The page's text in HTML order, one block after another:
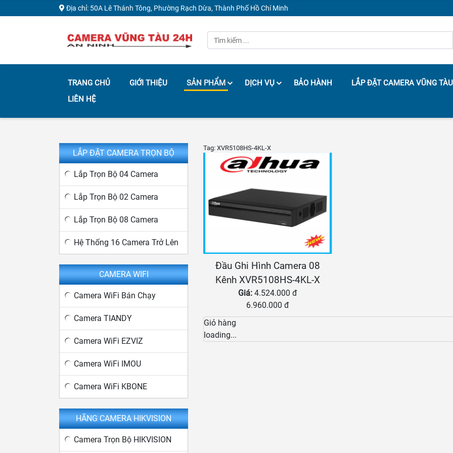
Địa chỉ: 50A Lê Thánh Tông, Phường Rạch Dừa, Thành Phố Hồ Chí Minh
TRANG CHỦ GIỚI THIỆU SẢN PHẨM DỊCH VỤ BẢO HÀNH
LẮP ĐẶT CAMERA VŨNG TÀU
LIÊN HỆ
Tag: XVR5108HS-4KL-X
Đầu Ghi Hình Camera 08
Kênh XVR5108HS-4KL-X
Giá: 4.524.000 đ
6.960.000 đ
Giỏ hàng
loading...
LẮP ĐẶT CAMERA TRỌN BỘ
Lắp Trọn Bộ 04 Camera
Lắp Trọn Bộ 02 Camera
Lắp Trọn Bộ 08 Camera
Hệ Thống 16 Camera Trở Lên
CAMERA WIFI
Camera WiFi Bán Chạy
Camera TIANDY
Camera WiFi EZVIZ
Camera WiFi IMOU
Camera WiFi KBONE
HÃNG CAMERA HIKVISION
Camera Trọn Bộ HIKVISION